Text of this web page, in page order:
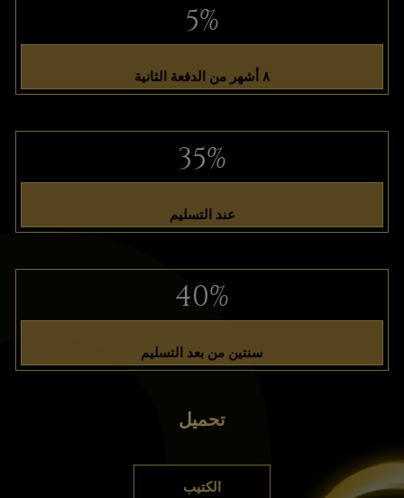
5%
٨ أشهر من الدفعة الثانية
35%
عند التسليم
40%
سنتين من بعد التسليم
تحميل